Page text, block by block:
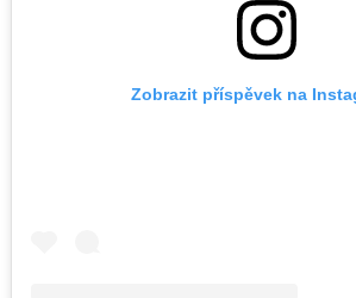
Zobrazit příspěvek na